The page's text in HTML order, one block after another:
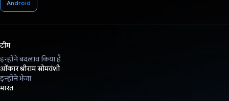
Android
टीम
इन्होंने बदलाव किया है
ओंकार श्रीराम सोमवंशी
इन्होंने भेजा
भारत